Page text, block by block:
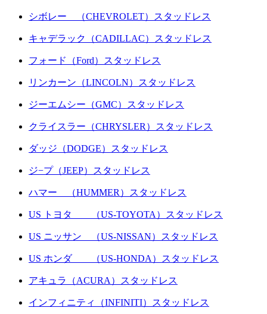
シボレー （CHEVROLET）スタッドレス
キャデラック（CADILLAC）スタッドレス
フォード（Ford）スタッドレス
リンカーン（LINCOLN）スタッドレス
ジーエムシー（GMC）スタッドレス
クライスラー（CHRYSLER）スタッドレス
ダッジ（DODGE）スタッドレス
ジ−プ（JEEP）スタッドレス
ハマー （HUMMER）スタッドレス
US トヨタ （US-TOYOTA）スタッドレス
US ニッサン （US-NISSAN）スタッドレス
US ホンダ （US-HONDA）スタッドレス
アキュラ（ACURA）スタッドレス
インフィニティ（INFINITI）スタッドレス